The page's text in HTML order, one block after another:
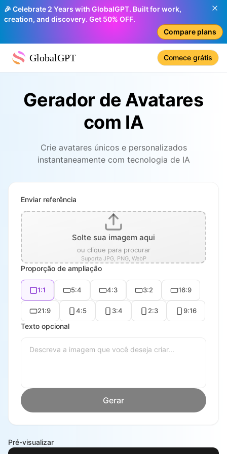
🎉 Celebrate 2 Years with GlobalGPT. Built for work,
creation, and discovery. Get 50% OFF.
Compare plans
GlobalGPT Comece grátis
Gerador de Avatares
com IA
Crie avatares únicos e personalizados
instantaneamente com tecnologia de IA
Enviar referência
Solte sua imagem aqui
ou clique para procurar
Suporta JPG, PNG, WebP
Proporção de ampliação
1:1 5:4 4:3 3:2 16:9
21:9 4:5 3:4 2:3 9:16
Texto opcional
Gerar
Pré-visualizar